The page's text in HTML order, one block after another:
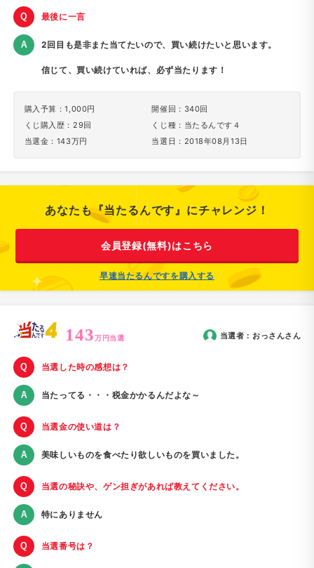
最後に一言
2回目も是非また当てたいので、買い続けたいと思います。
信じて、買い続けていれば、必ず当たります！
購入予算：1,000円
くじ購入歴：29回
当選金：143万円
開催回：340回
くじ種：当たるんです４
当選日：2018年08月13日
あなたも『当たるんです』にチャレンジ！
会員登録(無料)はこちら
早速当たるんですを購入する
143万円当選 当選者： おっさんさん
当選した時の感想は？
当たってる・・・税金かかるんだよな～
当選金の使い道は？
美味しいものを食べたり欲しいものを買いました。
当選の秘訣や、ゲン担ぎがあれば教えてください。
特にありません
当選番号は？